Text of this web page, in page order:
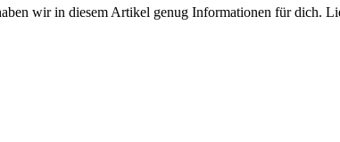
wir in diesem Artikel genug Informationen für dich.